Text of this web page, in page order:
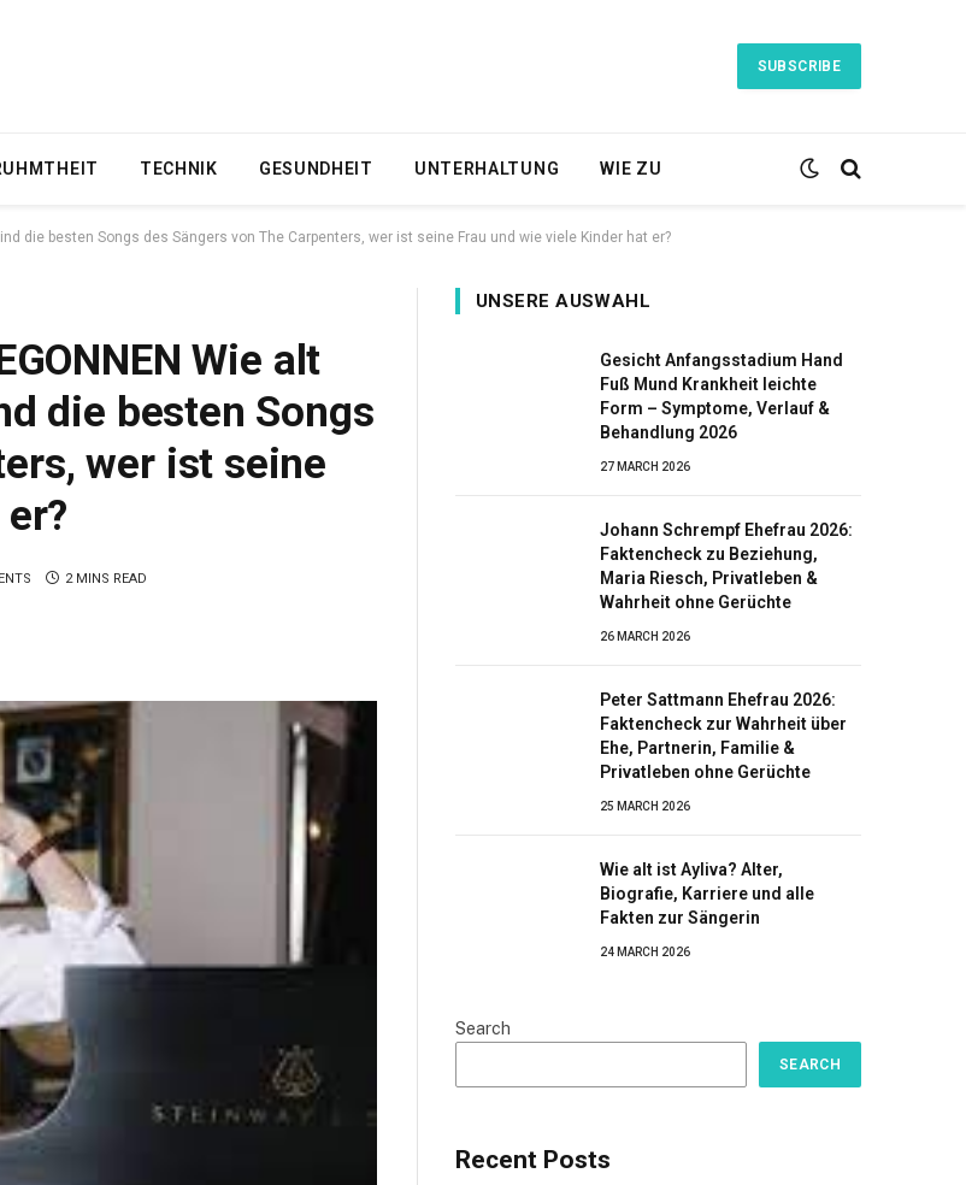
SUBSCRIBE
TECHNIK GESUNDHEIT UNTERHALTUNG WIE ZU
die besten Songs des Sängers von The Carpenters, wer ist seine Frau und wie viele Kinder hat er?
Wie alt
die besten Songs
wer ist seine
2 MINS READ
UNSERE AUSWAHL
Gesicht Anfangsstadium Hand
Fuß Mund Krankheit leichte
Form – Symptome, Verlauf &
Behandlung 2026
27 MARCH 2026
Johann Schrempf Ehefrau 2026:
Faktencheck zu Beziehung,
Maria Riesch, Privatleben &
Wahrheit ohne Gerüchte
26 MARCH 2026
Peter Sattmann Ehefrau 2026:
Faktencheck zur Wahrheit über
Ehe, Partnerin, Familie &
Privatleben ohne Gerüchte
25 MARCH 2026
Wie alt ist Ayliva? Alter,
Biografie, Karriere und alle
Fakten zur Sängerin
24 MARCH 2026
Search
SEARCH
Recent Posts